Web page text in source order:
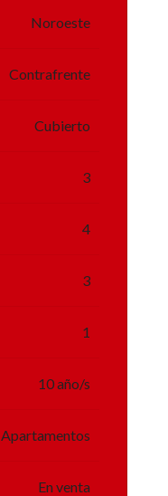
Noroeste
Contrafrente
Cubierto
3
4
3
1
10 año/s
Apartamentos
En venta